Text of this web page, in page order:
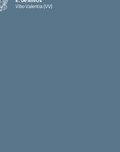
Vibo Valentia (VV)